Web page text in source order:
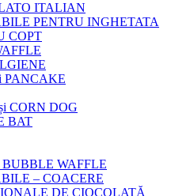
ITALIAN
PENTRU INGHETATA
COPT
PANCAKE
CORN DOG
BAT
WAFFLE
– COACERE
DE CIOCOLATĂ